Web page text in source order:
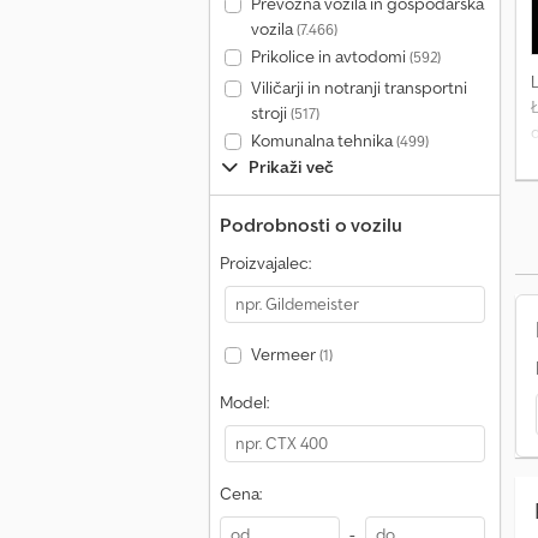
vozila(7.466)
Prikolice in avtodomi(592)
Viličarji in notranji transportni
stroji(517)
Komunalna tehnika(499)
Prikaži več
Podrobnosti o vozilu
Proizvajalec:
Vermeer(1)
Model:
Cena: